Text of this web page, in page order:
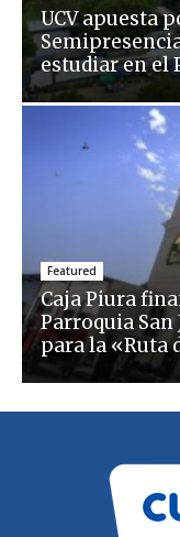
UCV apuesta
estudiar en el
Featured
Caja Piura
Parroquia San
para la «Ruta